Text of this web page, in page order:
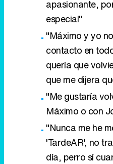
apasionante,
especial"
"Máximo y yo
contacto en
quería que
que me dijera
"Me gustaría
Máximo o con
"Nunca me he
'TardeAR', no
día, perro sí